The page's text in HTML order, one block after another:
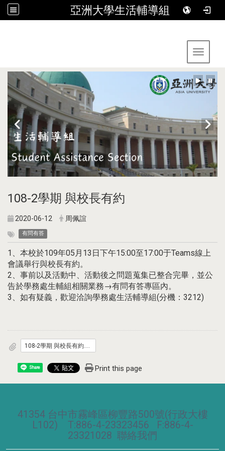
亞洲大學生活輔導組
Toggle
108-2學期 與校長有約
2020-06-12 周佩誼
有問有答
1、本校於109年05月13日下午15:00至17:00于Teams線上
會議舉行與校長有約。
2、事前以及活動中、活動後之問題蒐集已整合完畢，並公
告於學務處生輔組相關業務→有問有答專區內。
3、如有疑義，歡迎洽詢學務處生活輔導組(分機：3212)
Share Print this page
41354 台中市霧峰區柳豐路500號(行政大樓
L102) T:886-4-23323456 F:886-4-
23321028 聯絡我們